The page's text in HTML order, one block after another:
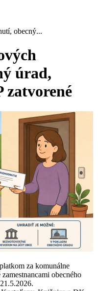
obecný...
úrad,
zatvorené
za komunálne
obecného